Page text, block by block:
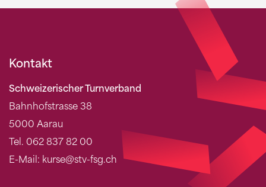
Kontakt
Schweizerischer Turnverband
Bahnhofstrasse 38
5000 Aarau
Tel. 062 837 82 00
E-Mail: kurse@stv-fsg.ch